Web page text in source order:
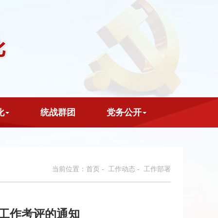
统战群团 党务公开
当前位置： 首页 - 工作动态 - 工作部署
作考评的通知